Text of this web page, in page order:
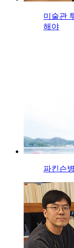
미술관
해야
파킨슨